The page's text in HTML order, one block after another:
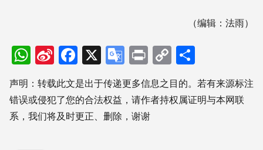
（编辑：法雨）
WhatsApp
Sina
Weibo
Facebook
X Google
Translate
PrintCopy
Link享
声明：转载此文是出于传递更多信息之目的。若有来源标注
错误或侵犯了您的合法权益，请作者持权属证明与本网联
系，我们将及时更正、删除，谢谢